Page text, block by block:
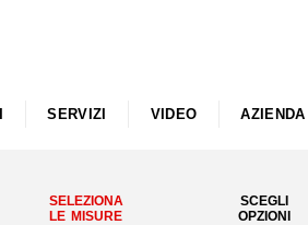
SERVIZI VIDEO AZIENDA
SELEZIONA
LE MISURE
SCEGLI
OPZIONI